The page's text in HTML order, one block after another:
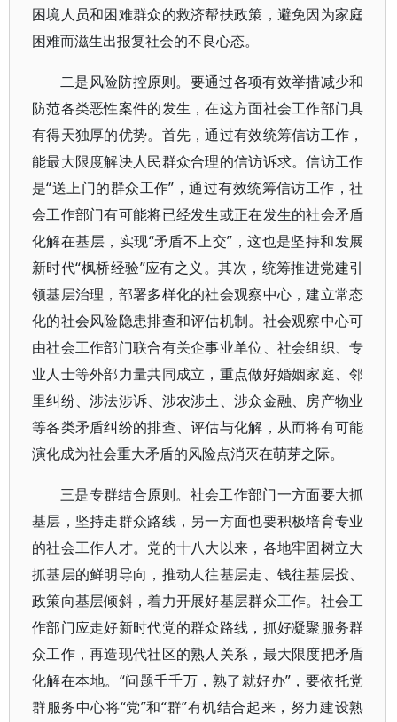
困境人员和困难群众的救济帮扶政策，避免因为家庭
困难而滋生出报复社会的不良心态。
二是风险防控原则。要通过各项有效举措减少和
防范各类恶性案件的发生，在这方面社会工作部门具
有得天独厚的优势。首先，通过有效统筹信访工作，
能最大限度解决人民群众合理的信访诉求。信访工作
是“送上门的群众工作”，通过有效统筹信访工作，社
会工作部门有可能将已经发生或正在发生的社会矛盾
化解在基层，实现“矛盾不上交”，这也是坚持和发展
新时代“枫桥经验”应有之义。其次，统筹推进党建引
领基层治理，部署多样化的社会观察中心，建立常态
化的社会风险隐患排查和评估机制。社会观察中心可
由社会工作部门联合有关企事业单位、社会组织、专
业人士等外部力量共同成立，重点做好婚姻家庭、邻
里纠纷、涉法涉诉、涉农涉土、涉众金融、房产物业
等各类矛盾纠纷的排查、评估与化解，从而将有可能
演化成为社会重大矛盾的风险点消灭在萌芽之际。
三是专群结合原则。社会工作部门一方面要大抓
基层，坚持走群众路线，另一方面也要积极培育专业
的社会工作人才。党的十八大以来，各地牢固树立大
抓基层的鲜明导向，推动人往基层走、钱往基层投、
政策向基层倾斜，着力开展好基层群众工作。社会工
作部门应走好新时代党的群众路线，抓好凝聚服务群
众工作，再造现代社区的熟人关系，最大限度把矛盾
化解在本地。“问题千千万，熟了就好办”，要依托党
群服务中心将“党”和“群”有机结合起来，努力建设熟